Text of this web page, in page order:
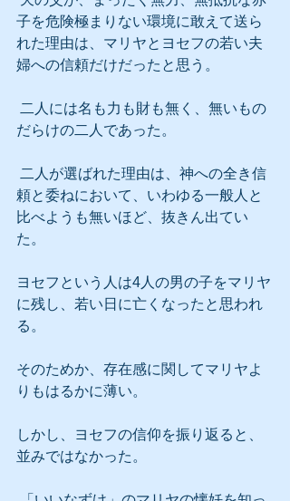
子を危険極まりない環境に敢えて送ら
れた理由は、マリヤとヨセフの若い夫
婦への信頼だけだったと思う。
だらけの二人であった。
頼と委ねにおいて、いわゆる一般人と
比べようも無いほど、抜きん出てい
た。
ヨセフという人は4人の男の子をマリヤ
に残し、若い日に亡くなったと思われ
る。
そのためか、存在感に関してマリヤよ
りもはるかに薄い。
しかし、ヨセフの信仰を振り返ると、
並みではなかった。